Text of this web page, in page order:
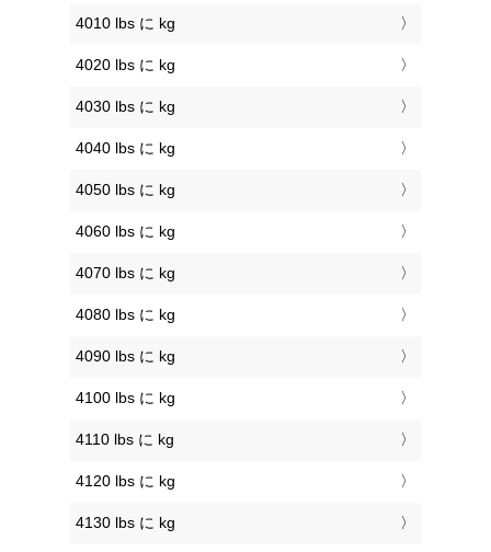
4010 lbs に kg
4020 lbs に kg
4030 lbs に kg
4040 lbs に kg
4050 lbs に kg
4060 lbs に kg
4070 lbs に kg
4080 lbs に kg
4090 lbs に kg
4100 lbs に kg
4110 lbs に kg
4120 lbs に kg
4130 lbs に kg